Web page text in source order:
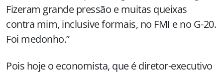
Fizeram grande pressão e muitas queixas
contra mim, inclusive formais, no FMI e no G-20.
Foi medonho.”
Pois hoje o economista, que é diretor-executivo